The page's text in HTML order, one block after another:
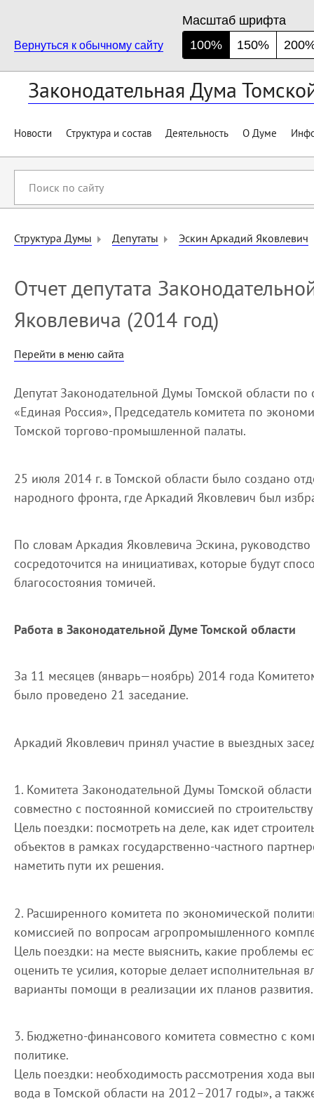
Вернуться к обычному сайту
Масштаб шрифта
100%
150%
Законодательная Дума
Новости Структура и состав Деятельность О Думе
сайту
Структура Думы
Депутаты Эскин Аркадий Яковлевич
Отчет депутата
Яковлевича (2014 год)
Перейти в меню сайта
Депутат Законодательной Думы Томской области
«Единая Россия», Председатель комитета по
Томской торгово-промышленной палаты.
25 июля 2014 г. в Томской области было создано
народного фронта, где Аркадий Яковлевич был
По словам Аркадия Яковлевича Эскина,
сосредоточится на инициативах, которые будут
благосостояния томичей.
Работа в Законодательной Думе Томской области
За 11 месяцев (январь—ноябрь) 2014 года
было проведено 21 заседание.
Аркадий Яковлевич принял участие в выездных
1. Комитета Законодательной Думы Томской
совместно с постоянной комиссией по
Цель поездки: посмотреть на деле, как идет
объектов в рамках государственно-частного
наметить пути их решения.
2. Расширенного комитета по экономической
комиссией по вопросам агропромышленного
Цель поездки: на месте выяснить, какие проблемы
оценить те усилия, которые делает исполнительная
варианты помощи в реализации их планов развития.
3. Бюджетно-финансового комитета совместно с
политике.
Цель поездки: необходимость рассмотрения хода
вода в Томской области на 2012–2017 годы», а